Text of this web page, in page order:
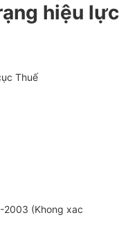
hiệu lực
Thuế
2003 (Khong xac